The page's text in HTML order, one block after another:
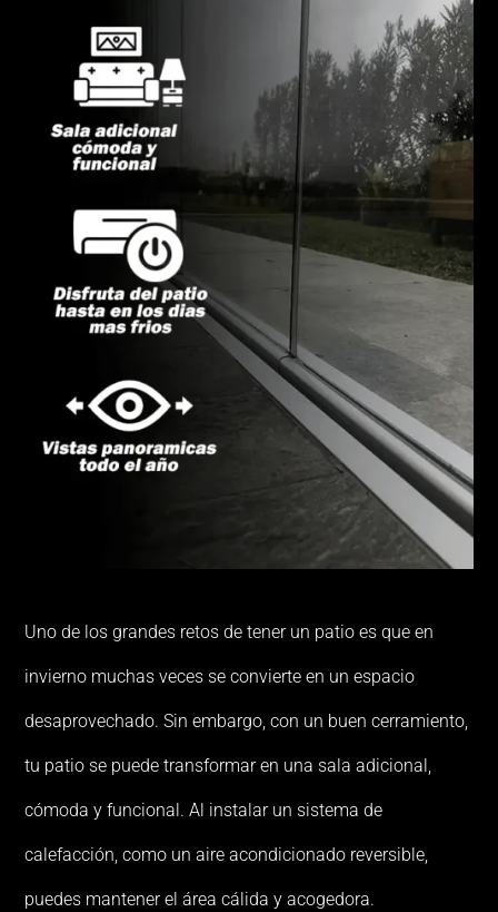
Uno de los grandes retos de tener un patio es que en
invierno muchas veces se convierte en un espacio
desaprovechado. Sin embargo, con un buen cerramiento,
tu patio se puede transformar en una sala adicional,
cómoda y funcional. Al instalar un sistema de
calefacción, como un aire acondicionado reversible,
puedes mantener el área cálida y acogedora.